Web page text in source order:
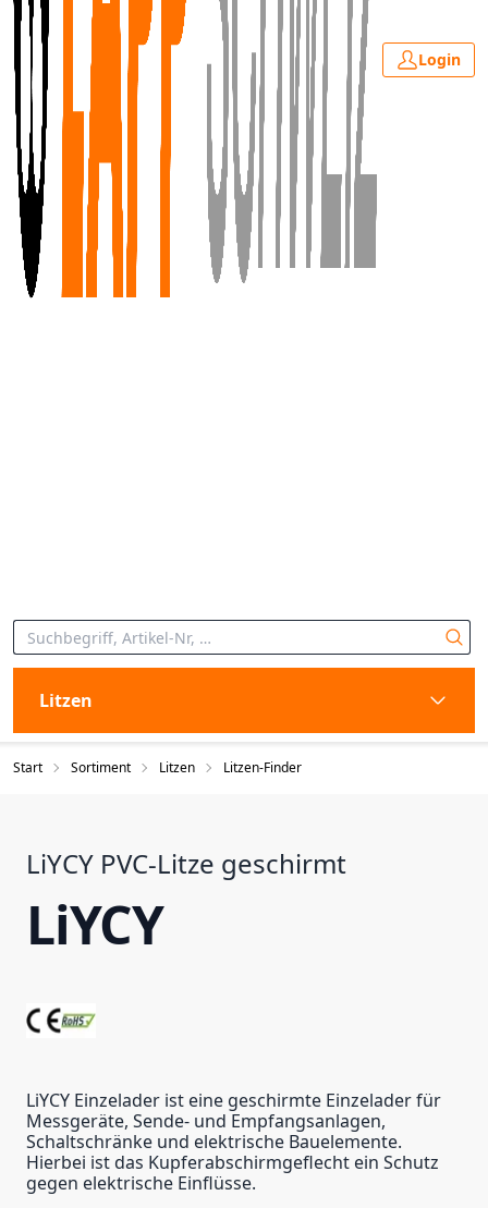
Login
Litzen
Start Sortiment Litzen Litzen-Finder
LiYCY PVC-Litze geschirmt
LiYCY
LiYCY Einzelader ist eine geschirmte Einzelader für
Messgeräte, Sende- und Empfangsanlagen,
Schaltschränke und elektrische Bauelemente.
Hierbei ist das Kupferabschirmgeflecht ein Schutz
gegen elektrische Einflüsse.